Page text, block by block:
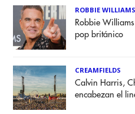
ROBBIE WILLIAMS
Robbie
pop británico
CREAMFIELDS
Calvin Harris,
encabezan el